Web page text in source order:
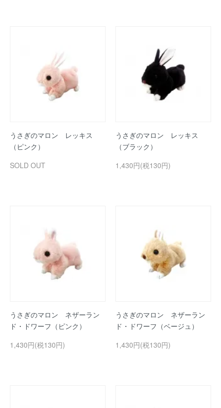
うさぎのマロン レッキス
（ピンク）
SOLD OUT
うさぎのマロン レッキス
（ブラック）
1,430円(税130円)
うさぎのマロン ネザーラン
ド・ドワーフ（ピンク）
1,430円(税130円)
うさぎのマロン ネザーラン
ド・ドワーフ（ベージュ）
1,430円(税130円)